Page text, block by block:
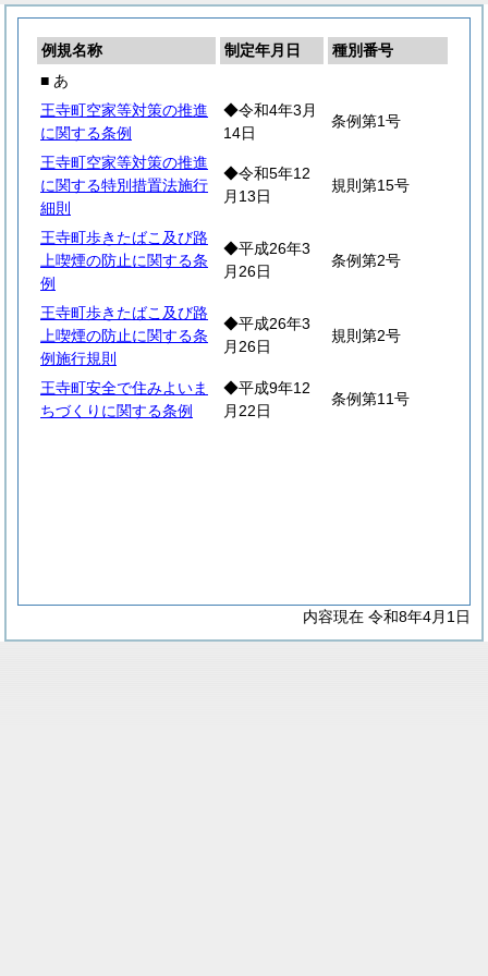
例規名称 制定年月日
種別番号
■ あ
王寺町空家等対策の推進
に関する条例
◆令和4年3月
14日
条例第1号
王寺町空家等対策の推進
に関する特別措置法施行
細則
◆令和5年12
月13日
規則第15号
王寺町歩きたばこ及び路
上喫煙の防止に関する条
例
◆平成26年3
月26日
条例第2号
王寺町歩きたばこ及び路
上喫煙の防止に関する条
例施行規則
◆平成26年3
月26日
規則第2号
王寺町安全で住みよいま
ちづくりに関する条例
◆平成9年12
月22日
条例第11号
内容現在 令和8年4月1日